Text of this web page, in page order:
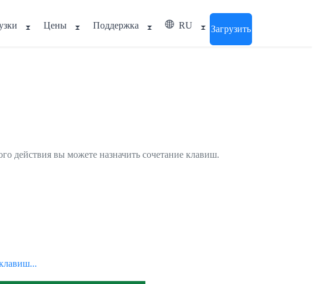
Цены Поддержка RU Загрузить
действия вы можете назначить сочетание клавиш.